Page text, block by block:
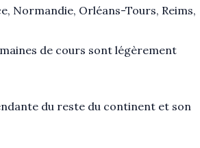
Normandie, Orléans-Tours, Reims,
de cours sont légèrement
du reste du continent et son